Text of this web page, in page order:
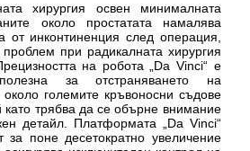
хирургия освен минималната
около простатата намалява
от инконтиненция след операция,
при радикалната хирургия
на робота „Da Vinci“ е
за отстраняването на
големите кръвоносни съдове
като трябва да се обърне внимание
детайл. Платформата „Da Vinci“
за поне десетократно увеличение